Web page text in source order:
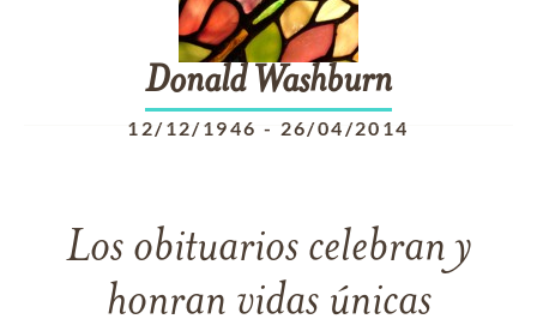
Donald Washburn
12/12/1946 - 26/04/2014
Los obituarios celebran y
honran vidas únicas